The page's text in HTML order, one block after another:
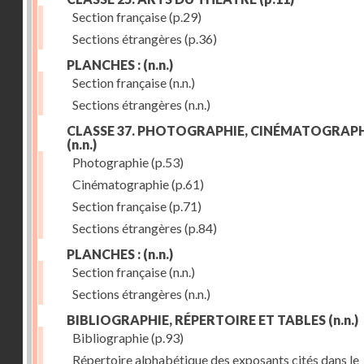
Section française(p.29)
Sections étrangères (p.36)
PLANCHES : (n.n.)
Section française(n.n.)
Sections étrangères (n.n.)
CLASSE 37. PHOTOGRAPHIE,
(n.n.)
Photographie(p.53)
Cinématographie(p.61)
Section française(p.71)
Sections étrangères (p.84)
PLANCHES : (n.n.)
Section française(n.n.)
Sections étrangères (n.n.)
BIBLIOGRAPHIE, RÉPERTOIRE ET TABLES (n.n.)
Bibliographie(p.93)
Répertoire alphabétique des exposants cités dans le